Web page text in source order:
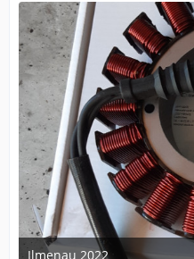
Ilmenau 2022